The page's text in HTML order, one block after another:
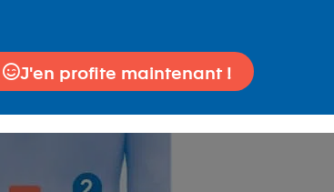
crêtes iliaques (légèrement sous le caleçon.
J'en profite maintenant !